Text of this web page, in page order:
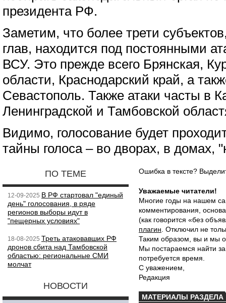
президента РФ.
Заметим, что более трети
глав, находится под постоянными
ВСУ. Это прежде всего Брянская,
области, Краснодарский край, а
Севастополь. Также атаки часты в
Ленинградской и Тамбовской
Видимо, голосование будет
тайны голоса – во дворах, в домах,
ПО ТЕМЕ
12-09-2025 В РФ стартовал "единый
день" голосования, в ряде
регионов выборы идут в
"пещерных условиях"
18-08-2025 Треть атаковавших РФ
дронов сбита над Тамбовской
областью: региональные СМИ
молчат
НОВОСТИ
Ошибка в тексте?
Уважаемые читатели!
Многие годы на нашем
комментирования,
(как говорится «без
плагин . Отключил не
Таким образом, вы и мы
Мы постараемся найти
потребуется время.
С уважением,
Редакция
МАТЕРИАЛЫ РАЗДЕЛА